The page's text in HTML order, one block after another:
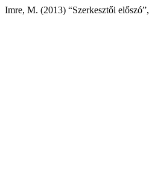
Imre, M. (2013) “Szerkesztői előszó”,